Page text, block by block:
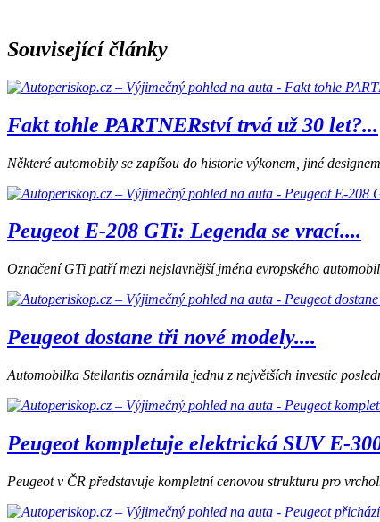
Související články
Fakt tohle PARTNERství trvá už 30 let?...
Některé automobily se zapíšou do historie výkonem, jiné
Peugeot E-208 GTi: Legenda se vrací....
Označení GTi patří mezi nejslavnější jména evropského
Peugeot dostane tři nové modely....
Automobilka Stellantis oznámila jednu z největších investic
Peugeot kompletuje elektrická SUV E-
Peugeot v ČR představuje kompletní cenovou strukturu pro